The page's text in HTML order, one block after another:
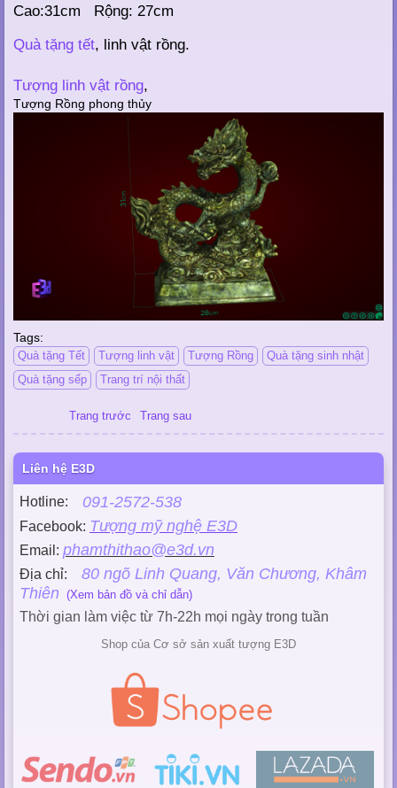
Cao:31cm Rộng: 27cm
Quà tặng tết, linh vật rồng.
Tượng linh vật rồng,
Tượng Rồng phong thủy
Tags:
Quà tặng Tết Tượng linh vật Tượng Rồng
Quà tặng sinh nhật
Quà tặng sếp
Trang trí nội thất
Trang trước Trang sau
Liên hệ E3D
Hotline: 091-2572-538
Facebook: Tượng mỹ nghệ E3D
Email: phamthithao@e3d.vn
Địa chỉ: 80 ngõ Linh Quang, Văn Chương, Khâm
Thiên (Xem bản đồ và chỉ dẫn)
Thời gian làm việc từ 7h-22h mọi ngày trong tuần
Shop của Cơ sở sản xuất tượng E3D